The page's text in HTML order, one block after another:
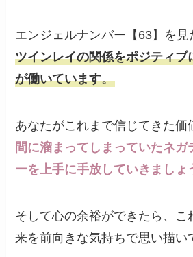
エンジェルナンバー【63】を見
ツインレイの関係をポジティブ
が働いています。
あなたがこれまで信じてきた価
間に溜まってしまっていたネガ
ーを上手に手放していきましょ
そして心の余裕ができたら、こ
来を前向きな気持ちで思い描い